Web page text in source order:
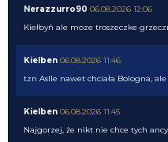
Nerazzurro90 06.08.2026 12:06
Kiełbyń ale moze troszeczke
Kielben 06.08.2026 11:46
tzn Aslle nawet chciała Bologna,
Kielben 06.08.2026 11:45
Najgorzej, że nikt nie chce tych